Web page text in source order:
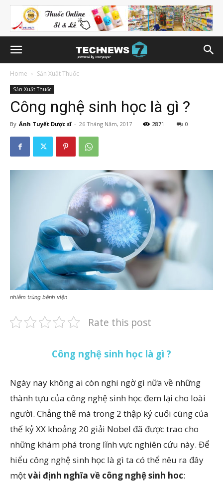
Home Sản Xuất Thuốc
Sản Xuất Thuốc
Công nghệ sinh học là gì ?
By Ánh Tuyết Dược sĩ - 26 Tháng Năm, 2017 2871 0
nhiễm trùng bệnh viện
Rate this post
Công nghệ sinh học là gì ?
Ngày nay không ai còn nghi ngờ gì nữa về những
thành tựu của công nghệ sinh học đem lại cho loài
người. Chẳng thế mà trong 2 thập kỷ cuối cùng của
thế kỷ XX khoảng 20 giải Nobel đã được trao cho
những khám phá trong lĩnh vực nghiên cứu này. Để
hiểu công nghệ sinh học là gì ta có thể nêu ra đây
mộtvài định nghĩa về công nghệ sinh hoc: